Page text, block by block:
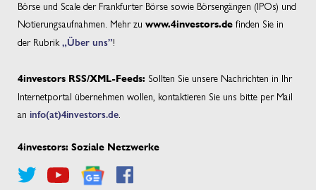
Börse und Scale der Frankfurter Börse sowie Börsengängen (IPOs) und
Notierungsaufnahmen. Mehr zu www.4investors.de finden Sie in
der Rubrik „Über uns”!
4investors RSS/XML-Feeds: Sollten Sie unsere Nachrichten in Ihr
Internetportal übernehmen wollen, kontaktieren Sie uns bitte per Mail
an info(at)4investors.de
4investors: Soziale Netzwerke